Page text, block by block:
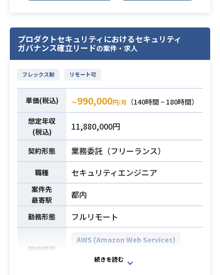
タ生成の仕組み構築、および品質の
・ソースコードの検証や構成要素の
選定による開発チーム全体の技術力
底上げ
適化および応答速度の向上
・自動ビルド、構成のコード化、稼
働監視における継続的な最適化
※詳細は面談時にお伝えします。
技術スタック
・フロントエンド: React/Next.js、C
hrome Extension
・バックエンド: TypeScript/Hono/
Drizzle、Python
・データベース: PostgreSQL、Qdra
nt（ベクトルDB）
・インフラ: AWS、Terraform
・CI/CD: GitHub Actions
・監視: Datadog
操作レクチャー、日々の問い合わせ
対応（メール・電話）
一部保守業務（トラブル時の調査、
▼現状の課題
問い合わせ量が多く、現場が逼迫し
ている。
業務改善を進めたいが、日々の対応
に追われ着手できていない。
ノウハウが蓄積していないため、現
場で情報収集しながら動くことが求
められる。
▼その他
朝会・夕会（1日2回）、週1回の部内
定例、月1回程度の1on1などが実施
されている。
必須スキル
・IT領域でのカスタマーサービスと
しての実務経験3年以上（カスタマー
サポート/サクセス経験含む）
プロダクトセキュリティにおけるセキュリティ
ガバナンス確立リードの案件・求人
フレックス制 リモート可
単価(税込) 〜990,000円/月
（140時間 ~ 180時間）
想定年収
(税込)
11,880,000円
契約形態 業務委託（フリーランス）
職種 セキュリティエンジニア
案件先
最寄駅
都内
勤務形態 フルリモート
開発環境
AWS (Amazon Web Services)
Terraform